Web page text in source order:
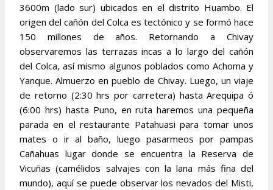
3600m (lado sur) ubicados en el distrito Huambo. El
origen del cañón del Colca es tectónico y se formó hace
150 millones de años. Retornando a Chivay
observaremos las terrazas incas a lo largo del cañón
del Colca, así mismo algunos poblados como Achoma y
Yanque. Almuerzo en pueblo de Chivay. Luego, un viaje
de retorno (2:30 hrs por carretera) hasta Arequipa ó
(6:00 hrs) hasta Puno, en ruta haremos una pequeña
parada en el restaurante Patahuasi para tomar unos
mates o ir al baño, luego pasarmeos por pampas
Cañahuas lugar donde se encuentra la Reserva de
Vicuñas (camélidos salvajes con la lana más fina del
mundo), aquí se puede observar los nevados del Misti,